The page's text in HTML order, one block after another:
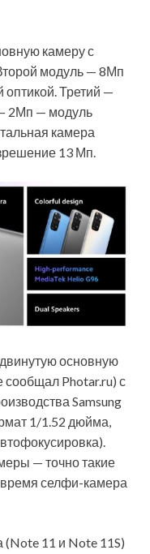
камеру с
модуль — 8Мп
оптикой. Третий —
2Мп — модуль
камера
13 Мп.
основную
сообщал Photar.ru) с
Samsung
1/1.52 дюйма,
— точно такие
время селфи-камера
11 и Note 11S)